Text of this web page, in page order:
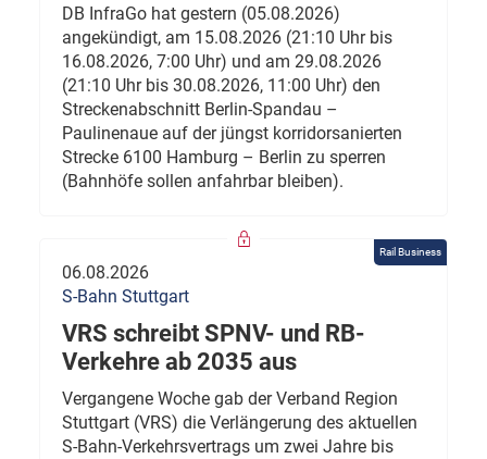
DB InfraGo hat gestern (05.08.2026)
angekündigt, am 15.08.2026 (21:10 Uhr bis
16.08.2026, 7:00 Uhr) und am 29.08.2026
(21:10 Uhr bis 30.08.2026, 11:00 Uhr) den
Streckenabschnitt Berlin-Spandau –
Paulinenaue auf der jüngst korridorsanierten
Strecke 6100 Hamburg – Berlin zu sperren
(Bahnhöfe sollen anfahrbar bleiben).
Rail Business
06.08.2026
S-Bahn Stuttgart
VRS schreibt SPNV- und RB-
Verkehre ab 2035 aus
Vergangene Woche gab der Verband Region
Stuttgart (VRS) die Verlängerung des aktuellen
S-Bahn-Verkehrsvertrags um zwei Jahre bis